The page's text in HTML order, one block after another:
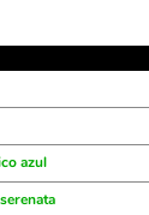
azul